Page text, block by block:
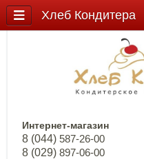
Интернет-магазин
8 (044) 587-26-00
8 (029) 897-06-00
Хлеб Кондитера